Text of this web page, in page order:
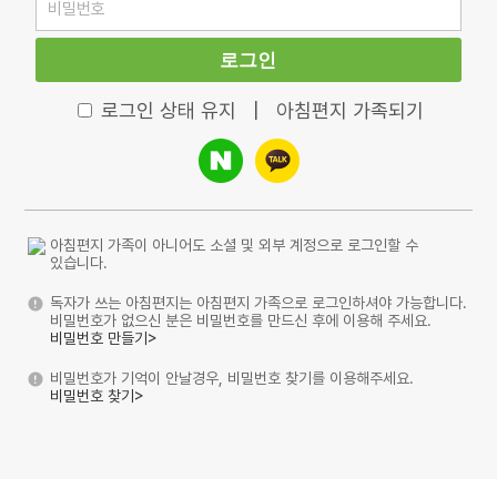
로그인
로그인 상태 유지 아침편지 가족되기
아침편지 가족이 아니어도 소셜 및 외부 계정으로 로그인할 수
있습니다.
독자가 쓰는 아침편지는 아침편지 가족으로 로그인하셔야 가능합니다.
비밀번호가 없으신 분은 비밀번호를 만드신 후에 이용해 주세요.
비밀번호 만들기>
비밀번호가 기억이 안날경우, 비밀번호 찾기를 이용해주세요.
비밀번호 찾기>